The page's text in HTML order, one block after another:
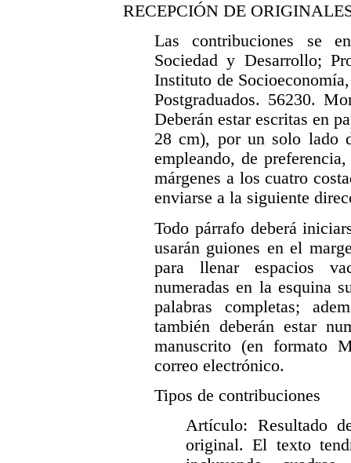
RECEPCIÓN DE
Las contribuciones se
Sociedad y Desarrollo;
Instituto de
Postgraduados. 56230.
Deberán estar escritas en
28 cm), por un solo lado
empleando, de
márgenes a los cuatro
enviarse a la siguiente
Todo párrafo deberá
usarán guiones en el
para llenar espacios
numeradas en la esquina
palabras completas;
también deberán estar
manuscrito (en formato
correo electrónico.
Tipos de contribuciones
Artículo: Resultado
original. El texto